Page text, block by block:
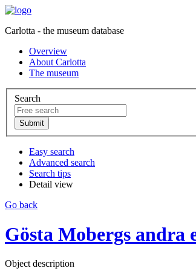
Carlotta - the museum database
Overview
About Carlotta
The museum
Search
Easy search
Advanced search
Search tips
Detail view
Go back
Gösta Mobergs
Object description